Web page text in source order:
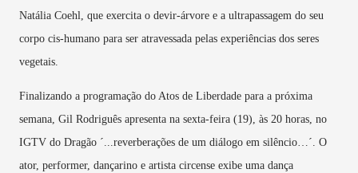
Natália Coehl, que exercita o devir-árvore e a ultrapassagem do seu
corpo cis-humano para ser atravessada pelas experiências dos seres
vegetais.
Finalizando a programação do Atos de Liberdade para a próxima
semana, Gil Rodriguês apresenta na sexta-feira (19), às 20 horas, no
IGTV do Dragão ´...reverberações de um diálogo em silêncio…´. O
ator, performer, dançarino e artista circense exibe uma dança